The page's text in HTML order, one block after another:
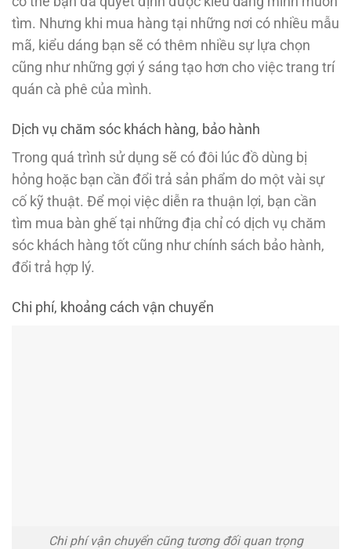
tìm. Nhưng khi mua hàng tại những nơi có nhiều mẫu
mã, kiểu dáng bạn sẽ có thêm nhiều sự lựa chọn
cũng như những gợi ý sáng tạo hơn cho việc trang trí
quán cà phê của mình.
Dịch vụ chăm sóc khách hàng, bảo hành
Trong quá trình sử dụng sẽ có đôi lúc đồ dùng bị
hỏng hoặc bạn cần đổi trả sản phẩm do một vài sự
cố kỹ thuật. Để mọi việc diễn ra thuận lợi, bạn cần
tìm mua bàn ghế tại những địa chỉ có dịch vụ chăm
sóc khách hàng tốt cũng như chính sách bảo hành,
đổi trả hợp lý.
Chi phí, khoảng cách vận chuyển
Chi phí vận chuyển cũng tương đối quan trọng